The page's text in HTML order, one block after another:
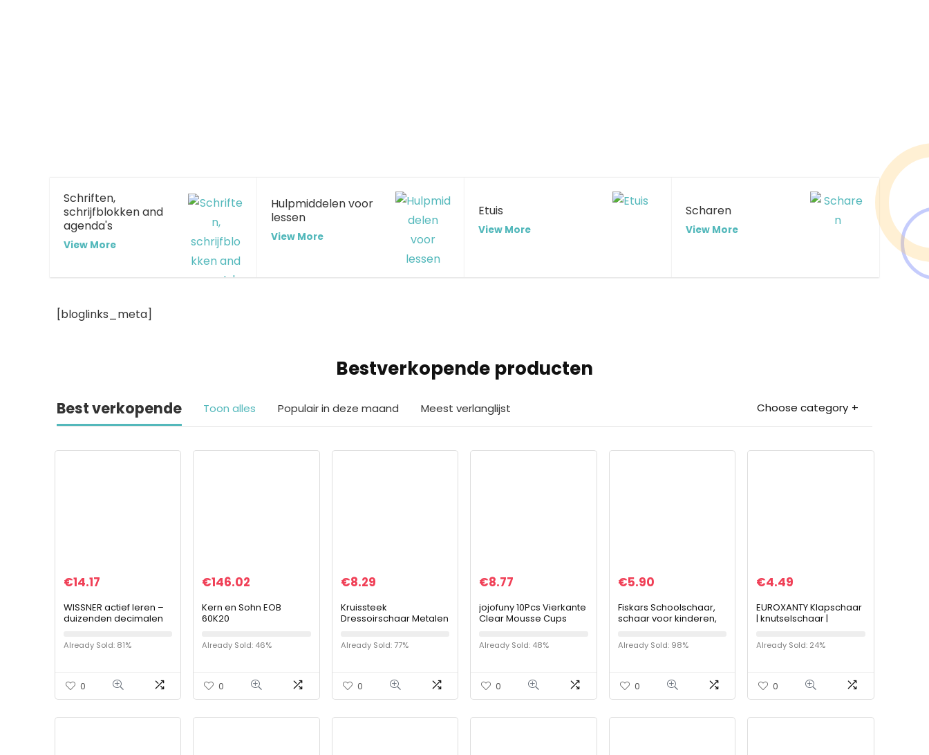
Schriften,
schrijfblokken and
agenda's
View More
Hulpmiddelen voor
lessen
View More
Etuis
View More
Scharen
View More
[bloglinks_meta]
Bestverkopende producten
Best verkopende Toon alles Populair in deze maand Meest verlanglijst Choose category
€14.17
WISSNER actief leren –
duizenden decimalen
nummers, meerkleurig
Already Sold: 81%
0
€146.02
Kern en Sohn EOB
60K20
Already Sold: 46%
0
€8.29
Kruissteek
Dressoirschaar Metalen
Naaischaar
Weven(Golden)
Already Sold: 77%
0
€8.77
jojofuny 10Pcs Vierkante
Clear Mousse Cups
Dessert Cups Voor
Party Proeven Desserts
Already Sold: 48%
0
€5.90
Fiskars Schoolschaar,
schaar voor kinderen,
cm, voor
rechtshandigen,
Already Sold: 98%
0
€4.49
EUROXANTY Klapschaar
| knutselschaar |
chroomstaal |
draagbaar |
Already Sold: 24%
0